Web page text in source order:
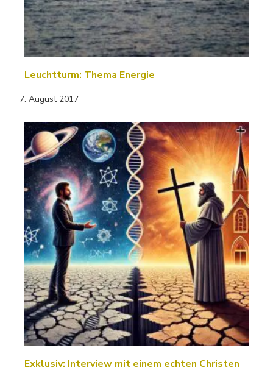
Leuchtturm: Thema Energie
7. August 2017
Exklusiv: Interview mit einem echten Christen